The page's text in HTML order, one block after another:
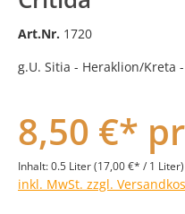
Art.Nr. 1720
g.U. Sitia - Heraklion/Kreta
8,50 €*
Inhalt:0.5 Liter(17,00 €* / 1 Liter)
inkl. MwSt. zzgl.